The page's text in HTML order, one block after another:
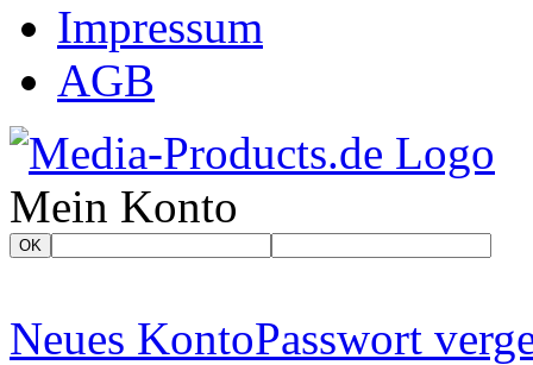
Impressum
AGB
Mein Konto
OK
Neues KontoPasswort